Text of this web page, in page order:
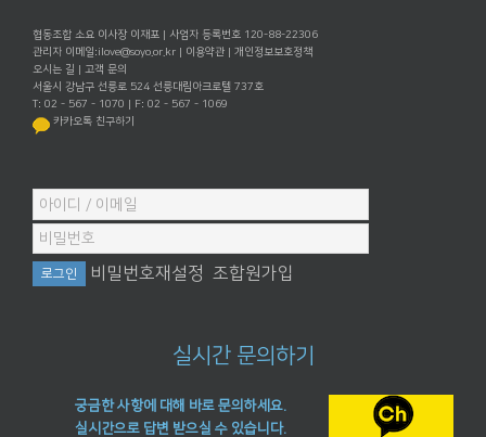
협동조합 소요 이사장 이재포 | 사업자 등록번호 120-88-22306
관리자 이메일:ilove@soyo.or.kr | 이용약관 | 개인정보보호정책
오시는 길 | 고객 문의
서울시 강남구 선릉로 524 선릉대림아크로텔 737호
T: 02 - 567 - 1070 | F: 02 - 567 - 1069
카카오톡 친구하기
비밀번호재설정 조합원가입
실시간 문의하기
궁금한 사항에 대해 바로 문의하세요.
실시간으로 답변 받으실 수 있습니다.